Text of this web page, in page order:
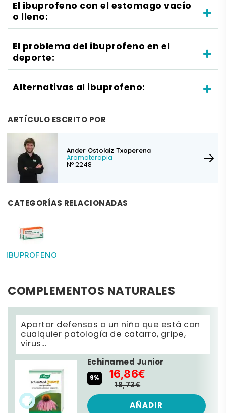
El ibuprofeno con el estomago vacío
o lleno:
El problema del ibuprofeno en el
deporte:
Alternativas al ibuprofeno:
ARTÍCULO ESCRITO POR
Ander Ostolaiz Txoperena
Aromaterapia
Nº 2248
CATEGORÍAS RELACIONADAS
IBUPROFENO
COMPLEMENTOS NATURALES
Aportar defensas a un niño que está con
cualquier patología de catarro, gripe,
virus...
Echinamed Junior
9% 16,86€
18,73€
AÑADIR